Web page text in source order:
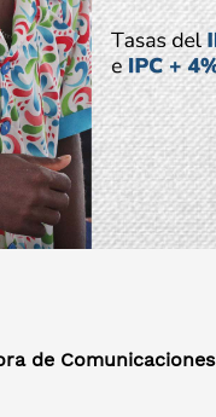
de Comunicaciones